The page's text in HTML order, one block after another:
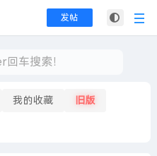
发帖
我的收藏 旧版